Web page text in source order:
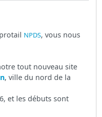
NPDS, vous nous
tout nouveau site
, ville du nord de la
et les débuts sont